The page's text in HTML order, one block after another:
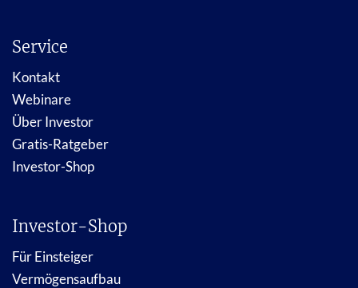
Service
Kontakt
Webinare
Über Investor
Gratis-Ratgeber
Investor-Shop
Investor-Shop
Für Einsteiger
Vermögensaufbau